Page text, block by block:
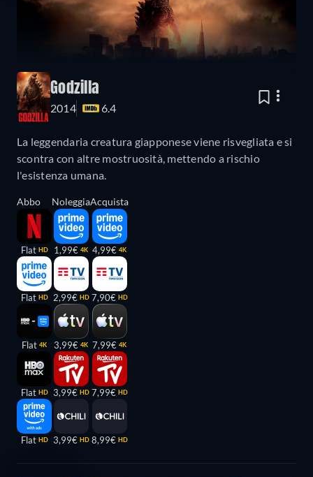
Godzilla
2014 6.4
La leggendaria creatura giapponese viene risvegliata e si
scontra con altre mostruosità, mettendo a rischio
l'esistenza umana.
Abbo
Flat HD
Flat HD
Flat 4K
Flat HD
Flat HD
Noleggia
1,99€ 4K
2,99€ HD
3,99€ 4K
3,99€ HD
3,99€ HD
Acquista
4,99€ 4K
7,90€ HD
7,99€ 4K
7,99€ HD
8,99€ HD